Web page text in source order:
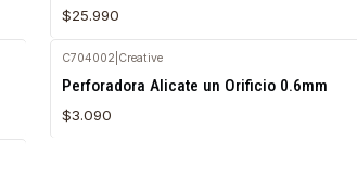
$25.990
C704002 Creative
Perforadora Alicate un Orificio 0.6mm
$3.090